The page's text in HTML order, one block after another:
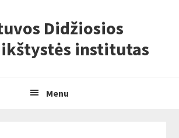
Didžiosios
institutas
Menu